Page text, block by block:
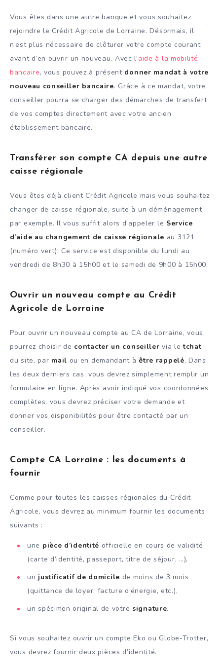
Vous êtes dans une autre banque et vous souhaitez
rejoindre le Crédit Agricole de Lorraine. Désormais, il
n’est plus nécessaire de clôturer votre compte courant
avant d’en ouvrir un nouveau. Avec l’aide à la mobilité
bancaire, vous pouvez à présent donner mandat à votre
nouveau conseiller bancaire. Grâce à ce mandat, votre
conseiller pourra se charger des démarches de transfert
de vos comptes directement avec votre ancien
établissement bancaire.
Transférer son compte CA depuis une autre
caisse régionale
Vous êtes déjà client Crédit Agricole mais vous souhaitez
changer de caisse régionale, suite à un déménagement
par exemple. Il vous suffit alors d’appeler le Service
d’aide au changement de caisse régionale au 3121
(numéro vert). Ce service est disponible du lundi au
vendredi de 8h30 à 15h00 et le samedi de 9h00 à 15h00.
Ouvrir un nouveau compte au Crédit
Agricole de Lorraine
Pour ouvrir un nouveau compte au CA de Lorraine, vous
pourrez choisir de contacter un conseiller via letchat
du site, par mail ou en demandant à être rappelé. Dans
les deux derniers cas, vous devrez simplement remplir un
formulaire en ligne. Après avoir indiqué vos coordonnées
complètes, vous devrez préciser votre demande et
donner vos disponibilités pour être contacté par un
conseiller.
Compte CA Lorraine : les documents à
fournir
Comme pour toutes les caisses régionales du Crédit
Agricole, vous devrez au minimum fournir les documents
suivants :
une pièce d’identité officielle en cours de validité
(carte d’identité, passeport, titre de séjour, …),
un justificatif de domicile de moins de 3 mois
(quittance de loyer, facture d’énergie, etc.),
un spécimen original de votre signature.
Si vous souhaitez ouvrir un compte Eko ou Globe-Trotter,
vous devrez fournir deux pièces d’identité.